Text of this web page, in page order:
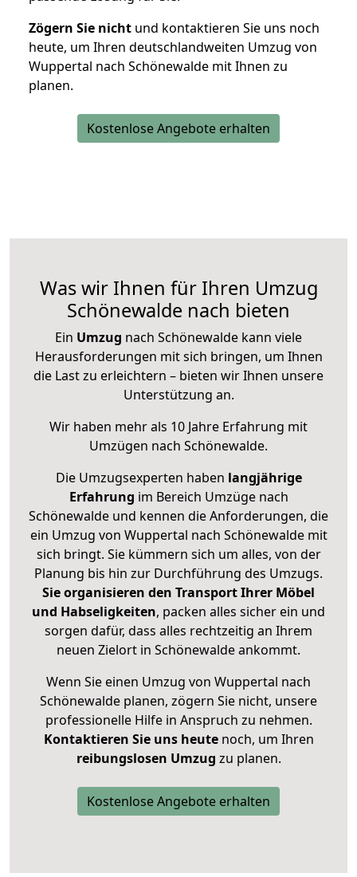
Zögern Sie nicht und kontaktieren Sie uns noch
heute, um Ihren deutschlandweiten Umzug von
Wuppertal nach Schönewalde mit Ihnen zu
planen.
Kostenlose Angebote erhalten
Was wir Ihnen für Ihren Umzug
Schönewalde nach bieten
Ein Umzug nach Schönewalde kann viele
Herausforderungen mit sich bringen, um Ihnen
die Last zu erleichtern – bieten wir Ihnen unsere
Unterstützung an.
Wir haben mehr als 10 Jahre Erfahrung mit
Umzügen nach Schönewalde.
Die Umzugsexperten haben langjährige
Erfahrung im Bereich Umzüge nach
Schönewalde und kennen die Anforderungen, die
ein Umzug von Wuppertal nach Schönewalde mit
sich bringt. Sie kümmern sich um alles, von der
Planung bis hin zur Durchführung des Umzugs.
Sie organisieren den Transport Ihrer Möbel
und Habseligkeiten, packen alles sicher ein und
sorgen dafür, dass alles rechtzeitig an Ihrem
neuen Zielort in Schönewalde ankommt.
Wenn Sie einen Umzug von Wuppertal nach
Schönewalde planen, zögern Sie nicht, unsere
professionelle Hilfe in Anspruch zu nehmen.
Kontaktieren Sie uns heutenoch, um Ihren
reibungslosen Umzug zu planen.
Kostenlose Angebote erhalten